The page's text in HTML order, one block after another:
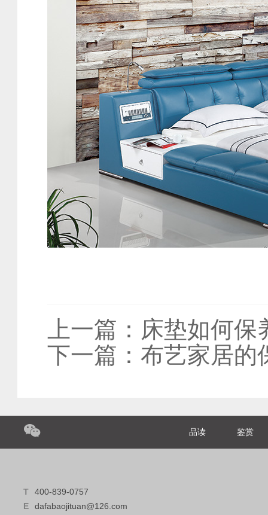
上一篇： 床垫如何保
下一篇：布艺家居的
品读 鉴赏
T
400-839-0757
E
dafabaojituan@126.com